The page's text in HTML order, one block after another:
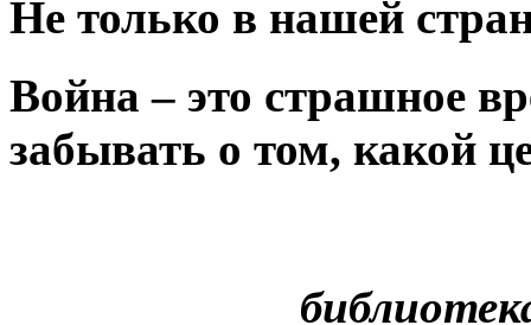
Не только в нашей
Война – это страшное
забывать о том, какой